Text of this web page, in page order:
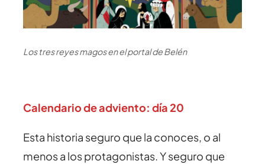
Los tres reyes magos en el portal de Belén
Calendario de adviento: día 20
Esta historia seguro que la conoces, o al
menos a los protagonistas. Y seguro que